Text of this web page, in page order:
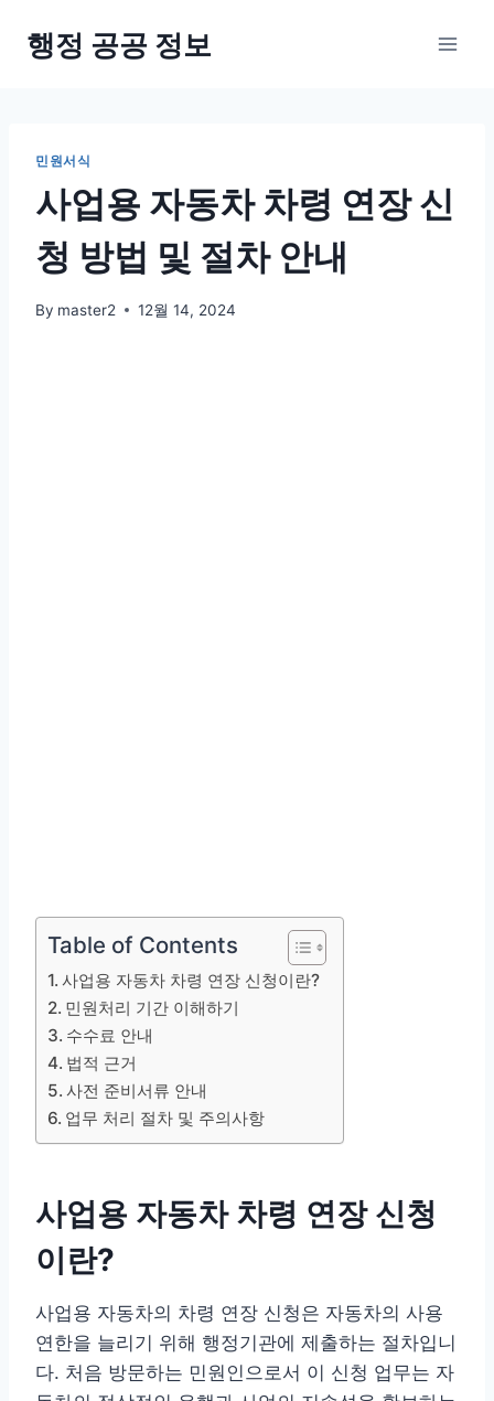
행정 공공 정보
민원서식
사업용 자동차 차령 연장 신
청 방법 및 절차 안내
By master2 12월 14, 2024
Table of Contents
사업용 자동차 차령 연장 신청이란?
민원처리 기간 이해하기
수수료 안내
법적 근거
사전 준비서류 안내
업무 처리 절차 및 주의사항
사업용 자동차 차령 연장 신청
이란?
사업용 자동차의 차령 연장 신청은 자동차의 사용
연한을 늘리기 위해 행정기관에 제출하는 절차입니
다. 처음 방문하는 민원인으로서 이 신청 업무는 자